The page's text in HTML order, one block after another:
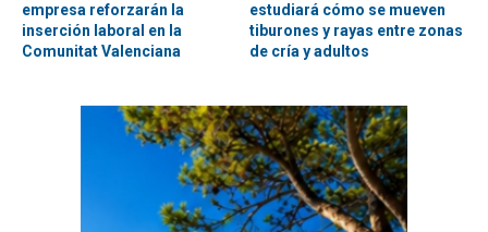
empresa reforzarán la
inserción laboral en la
Comunitat Valenciana
estudiará cómo se mueven
tiburones y rayas entre zonas
de cría y adultos